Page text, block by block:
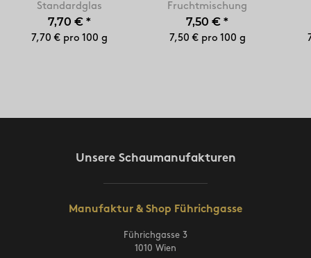
Standardglas
7,70 € *
7,70 € pro 100 g
Fruchtmischung
7,50 € *
7,50 € pro 100 g
Unsere Schaumanufakturen
Manufaktur & Shop Führichgasse
Führichgasse 3
1010 Wien